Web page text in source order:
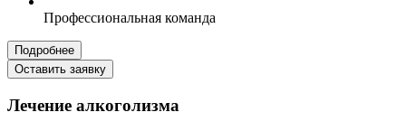
Профессиональная команда
Подробнее
Оставить заявку
Лечение алкоголизма